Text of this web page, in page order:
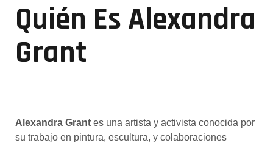
Quién Es Alexandra
Grant
Alexandra Grantes una artista y activista conocida por
su trabajo en pintura, escultura, y colaboraciones